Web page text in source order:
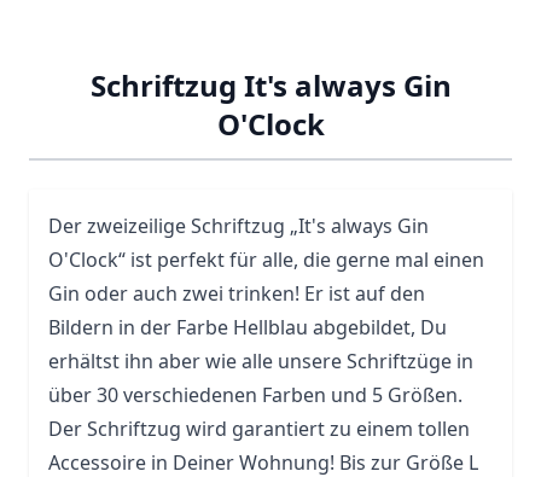
Schriftzug It's always Gin
O'Clock
Der zweizeilige Schriftzug „It's always Gin
O'Clock“ ist perfekt für alle, die gerne mal einen
Gin oder auch zwei trinken! Er ist auf den
Bildern in der Farbe Hellblau abgebildet, Du
erhältst ihn aber wie alle unsere Schriftzüge in
über 30 verschiedenen Farben und 5 Größen.
Der Schriftzug wird garantiert zu einem tollen
Accessoire in Deiner Wohnung! Bis zur Größe L